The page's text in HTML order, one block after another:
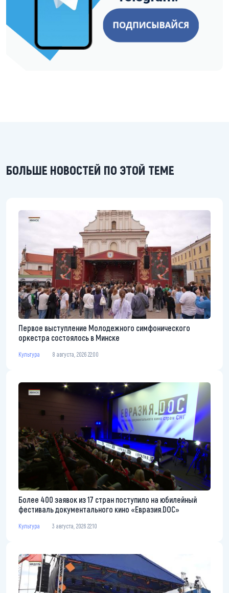
БОЛЬШЕ НОВОСТЕЙ ПО ЭТОЙ ТЕМЕ
Первое выступление Молодежного симфонического
оркестра состоялось в Минске
Культура 8 августа, 2026 22:00
Более 400 заявок из 17 стран поступило на юбилейный
фестиваль документального кино «Евразия.DOC»
Культура 3 августа, 2026 22:10